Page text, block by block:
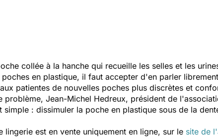
collée à la hanche qui recueille les selles et les
en plastique, il faut accepter d'en parler
patientes de nouvelles poches plus discrètes et
problème, Jean-Michel Hedreux, président de
simple : dissimuler la poche en plastique sous de la
lingerie est en vente uniquement en ligne, sur le site de